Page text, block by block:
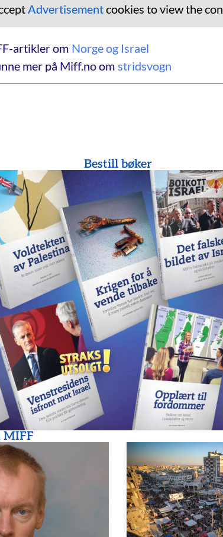
Advertisementcookies to view the
artikler om Norge og Israel
mer på Miff.no om stridsvogn
Bestill bøker
MIFF